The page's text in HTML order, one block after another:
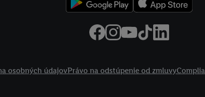
osobných údajovPrávo na odstúpenie od zmluvy